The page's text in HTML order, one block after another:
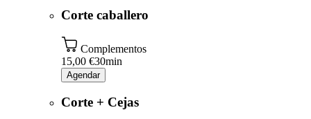
Corte caballero
Complementos
15,00 €30min
Agendar
Corte + Cejas